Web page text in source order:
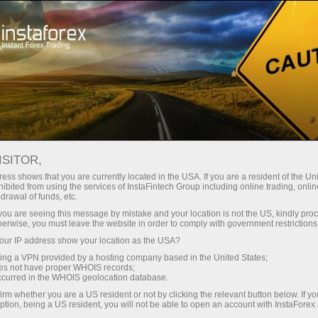
InstaForex के साथ आपको वास्तविक
लीवरेज, मार्केट में बेहतरीन स्प्रेड्स और
कमीशन, और स्टॉक्स व इंडेक्स ट्रेडिंग के लिए
फायदेमंद शर्तें।
छोटे
हर डिपॉजिट पर
30% बोनस
ट्रेडिंग में
और हाईवे पर गति
shows that you are currently located in the USA. If you are a resident of the
from using the services of InstaFintech Group including online trading,
of funds, etc.
are seeing this message by mistake and your location is not the US, kindly
you must leave the website in order to comply with government
IP address show your location as the USA?
a VPN provided by a hosting company based in the United States;
not have proper WHOIS records;
in the WHOIS geolocation database.
whether you are a US resident or not by clicking the relevant button below. If
being a US resident, you will not be able to open an account with InstaForex